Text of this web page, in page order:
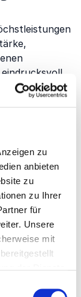
zu
anbieten
zu
zu Ihrer
für
Unsere
mit
und
echter
Arbeit
bessere